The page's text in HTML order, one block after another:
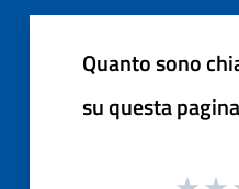
Quanto sono
su questa